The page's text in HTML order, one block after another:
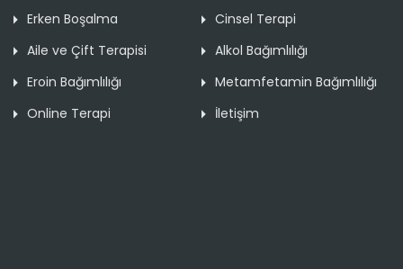
Erken Boşalma
Cinsel Terapi
Aile ve Çift Terapisi
Alkol Bağımlılığı
Eroin Bağımlılığı
Metamfetamin Bağımlılığı
Online Terapi
İletişim